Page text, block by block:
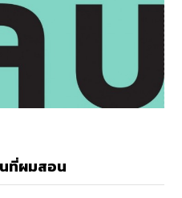
ที่ผมสอน